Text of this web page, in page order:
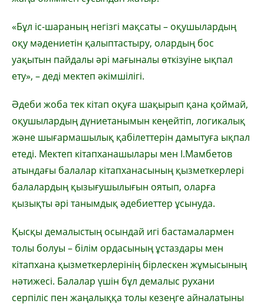
«Бұл іс-шараның негізгі мақсаты – оқушылардың
оқу мәдениетін қалыптастыру, олардың бос
уақытын пайдалы әрі мағыналы өткізуіне ықпал
ету», – деді мектеп әкімшілігі.
Әдеби жоба тек кітап оқуға шақырып қана қоймай,
оқушылардың дүниетанымын кеңейтіп, логикалық
және шығармашылық қабілеттерін дамытуға ықпал
етеді. Мектеп кітапханашылары мен І.Мамбетов
атындағы балалар кітапханасының қызметкерлері
балалардың қызығушылығын оятып, оларға
қызықты әрі танымдық әдебиеттер ұсынуда.
Қысқы демалыстың осындай игі бастамалармен
толы болуы – білім ордасының ұстаздары мен
кітапхана қызметкерлерінің бірлескен жұмысының
нәтижесі. Балалар үшін бұл демалыс рухани
серпіліс пен жаңалыққа толы кезеңге айналатыны